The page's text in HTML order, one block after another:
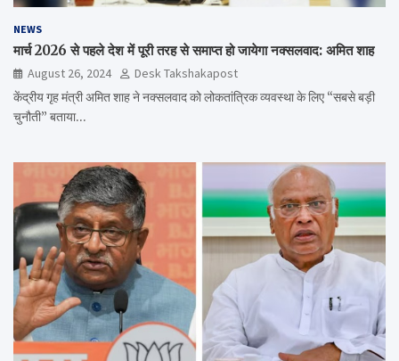
NEWS
मार्च 2026 से पहले देश में पूरी तरह से समाप्त हो जायेगा नक्सलवाद: अमित शाह
August 26, 2024
Desk Takshakapost
केंद्रीय गृह मंत्री अमित शाह ने नक्सलवाद को लोकतांत्रिक व्यवस्था के लिए “सबसे बड़ी
चुनौती” बताया…